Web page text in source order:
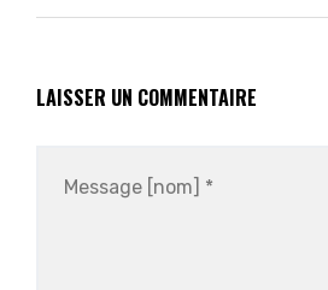
LAISSER UN COMMENTAIRE